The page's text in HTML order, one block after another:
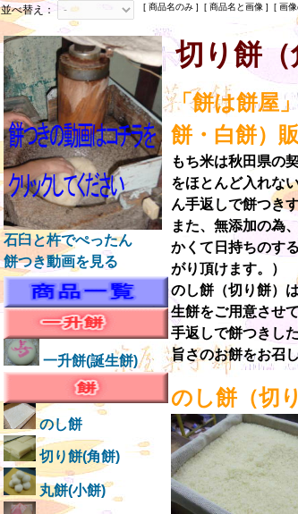
並べ替え： [ 商品名のみ ] [ 商品名と画像 ] [ 画
切り餅
「餅は餅屋
餅・白餅）
もち米は秋田県の
をほとんど入れな
ん手返しで餅つき
また、無添加の為
かくて日持ちのす
がり頂けます。）
のし餅（切り餅）
生餅をご用意させ
手返しで餅つきし
旨さのお餅をお召
のし餅（切
石臼と杵でぺったん
餅つき動画を見る
一升餅(誕生餅)
のし餅
切り餅(角餅)
丸餅(小餅)